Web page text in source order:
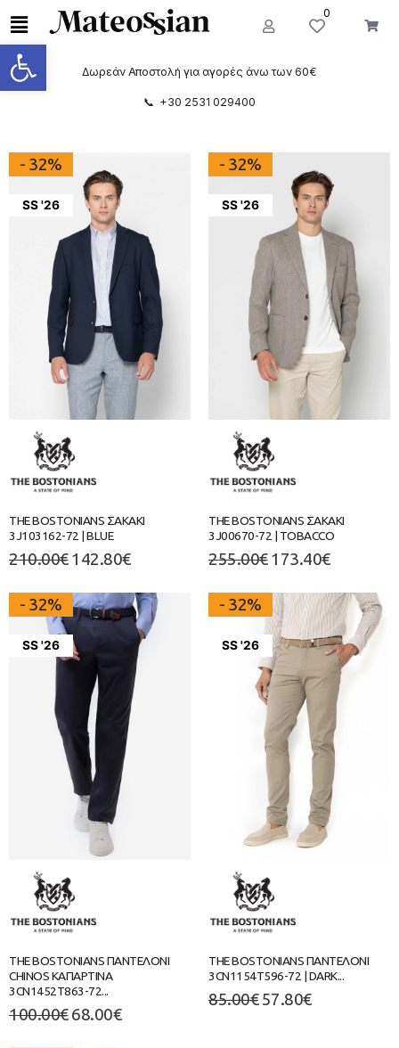
Ανοίξτε τη γραμμή εργαλείων
0
Δωρεάν Αποστολή για αγορές άνω των 60€
📞 +30 2531 029400
SS '26
- 32%
THE BOSTONIANS ΣΑΚΑΚΙ
3J103162-72 | BLUE
210.00€ 142.80€
SS '26
- 32%
THE BOSTONIANS ΣΑΚΑΚΙ
3J00670-72 | TOBACCO
255.00€ 173.40€
SS '26
- 32%
THE BOSTONIANS ΠΑΝΤΕΛΟΝΙ
CHINOS ΚΑΠΑΡΤΙΝΑ
3CN1452T863-72...
100.00€ 68.00€
SS '26
- 32%
THE BOSTONIANS ΠΑΝΤΕΛΟΝΙ
3CN1154T596-72 | DARK...
85.00€ 57.80€